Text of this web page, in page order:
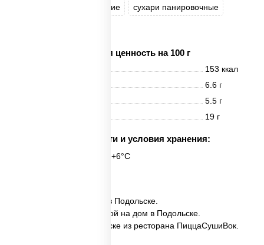
огурцы свежие сухари панировочные
Пищевая ценность на 100 г
153 ккал
6.6 г
5.5 г
19 г
Срок годности и условия хранения:
6 часов при t° от +2°C до +6°C
✅ Сэнсэй ролл заказать в Подольске.
✅ Сэнсэй ролл с доставкой на дом в Подольске.
✅ Сэнсэй ролл в Подольске из ресторана ПиццаСушиВок.